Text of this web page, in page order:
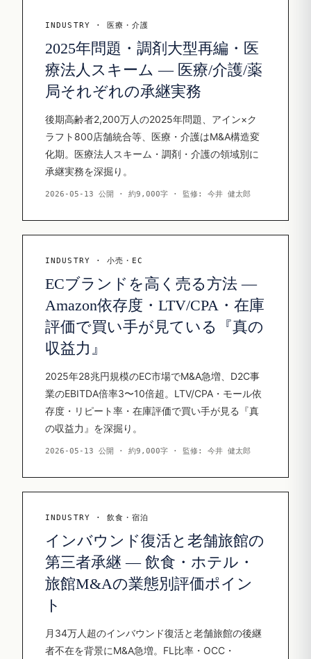
INDUSTRY · 医療・介護
2025年問題・調剤大型再編・医
療法人スキーム — 医療/介護/薬
局それぞれの承継実務
後期高齢者2,200万人の2025年問題、アイン×ク
ラフト800店舗統合等、医療・介護はM&A構造変
化期。医療法人スキーム・調剤・介護の領域別に
承継実務を深掘り。
2026-05-13 公開 · 約9,000字 · 監修: 今井 健太郎
INDUSTRY · 小売・EC
ECブランドを高く売る方法 —
Amazon依存度・LTV/CPA・在庫
評価で買い手が見ている『真の
収益力』
2025年28兆円規模のEC市場でM&A急増、D2C事
業のEBITDA倍率3〜10倍超。LTV/CPA・モール依
存度・リピート率・在庫評価で買い手が見る『真
の収益力』を深掘り。
2026-05-13 公開 · 約9,000字 · 監修: 今井 健太郎
INDUSTRY · 飲食・宿泊
インバウンド復活と老舗旅館の
第三者承継 — 飲食・ホテル・
旅館M&Aの業態別評価ポイン
ト
月34万人超のインバウンド復活と老舗旅館の後継
者不在を背景にM&A急増。FL比率・OCC・